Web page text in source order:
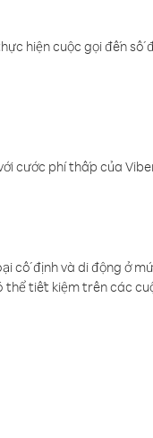
hiện cuộc gọi đến số
cước phí thấp của
cố định và di động ở
thể tiết kiệm trên các